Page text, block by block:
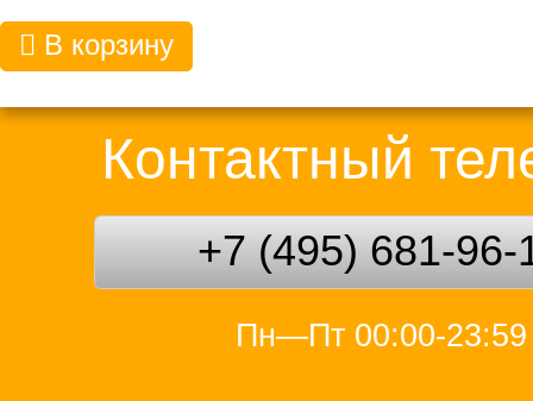
В корзину
Контактный
+7 (495) 681-96-
Пн—Пт 00:00-23:59